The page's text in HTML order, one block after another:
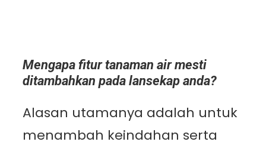
Mengapa fitur tanaman air mesti
ditambahkan pada lansekap anda?
Alasan utamanya adalah untuk
menambah keindahan serta